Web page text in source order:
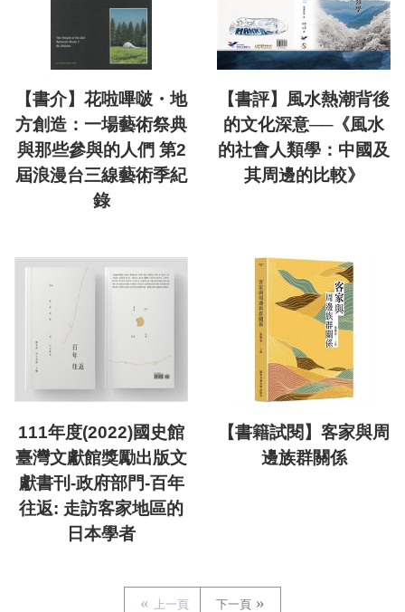
【書介】花啦嗶啵・地
方創造：一場藝術祭典
與那些參與的人們 第2
屆浪漫台三線藝術季紀
錄
【書評】風水熱潮背後
的文化深意──《風水
的社會人類學：中國及
其周邊的比較》
111年度(2022)國史館
臺灣文獻館獎勵出版文
獻書刊-政府部門-百年
往返: 走訪客家地區的
日本學者
【書籍試閱】客家與周
邊族群關係
上一頁 下一頁